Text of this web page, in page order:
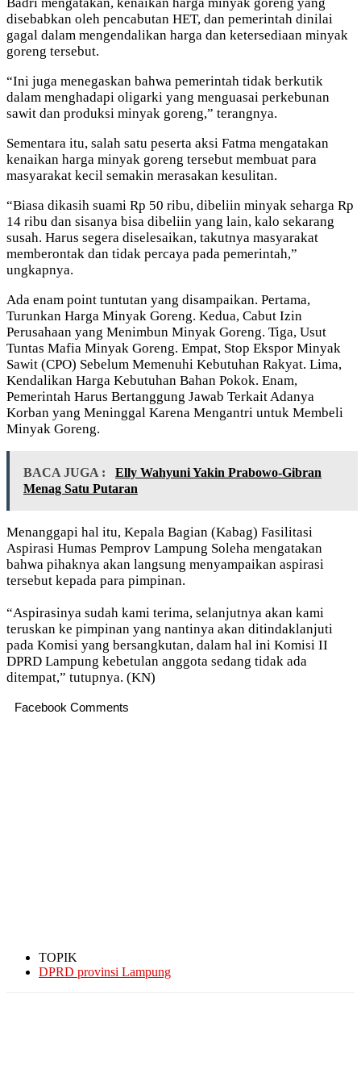
disebabkan oleh pencabutan HET, dan pemerintah dinilai
gagal dalam mengendalikan harga dan ketersediaan minyak
goreng tersebut.
“Ini juga menegaskan bahwa pemerintah tidak berkutik
dalam menghadapi oligarki yang menguasai perkebunan
sawit dan produksi minyak goreng,” terangnya.
Sementara itu, salah satu peserta aksi Fatma mengatakan
kenaikan harga minyak goreng tersebut membuat para
masyarakat kecil semakin merasakan kesulitan.
“Biasa dikasih suami Rp 50 ribu, dibeliin minyak seharga Rp
14 ribu dan sisanya bisa dibeliin yang lain, kalo sekarang
susah. Harus segera diselesaikan, takutnya masyarakat
memberontak dan tidak percaya pada pemerintah,”
ungkapnya.
Ada enam point tuntutan yang disampaikan. Pertama,
Turunkan Harga Minyak Goreng. Kedua, Cabut Izin
Perusahaan yang Menimbun Minyak Goreng. Tiga, Usut
Tuntas Mafia Minyak Goreng. Empat, Stop Ekspor Minyak
Sawit (CPO) Sebelum Memenuhi Kebutuhan Rakyat. Lima,
Kendalikan Harga Kebutuhan Bahan Pokok. Enam,
Pemerintah Harus Bertanggung Jawab Terkait Adanya
Korban yang Meninggal Karena Mengantri untuk Membeli
Minyak Goreng.
BACA JUGA :
Elly Wahyuni Yakin Prabowo-Gibran
Menag Satu Putaran
Menanggapi hal itu, Kepala Bagian (Kabag) Fasilitasi
Aspirasi Humas Pemprov Lampung Soleha mengatakan
bahwa pihaknya akan langsung menyampaikan aspirasi
tersebut kepada para pimpinan.
“Aspirasinya sudah kami terima, selanjutnya akan kami
teruskan ke pimpinan yang nantinya akan ditindaklanjuti
pada Komisi yang bersangkutan, dalam hal ini Komisi II
DPRD Lampung kebetulan anggota sedang tidak ada
ditempat,” tutupnya. (KN)
Facebook Comments
TOPIK
DPRD provinsi Lampung